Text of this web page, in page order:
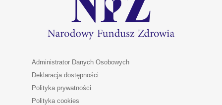
Administrator Danych Osobowych
Deklaracja dostępności
Polityka prywatności
Polityka cookies